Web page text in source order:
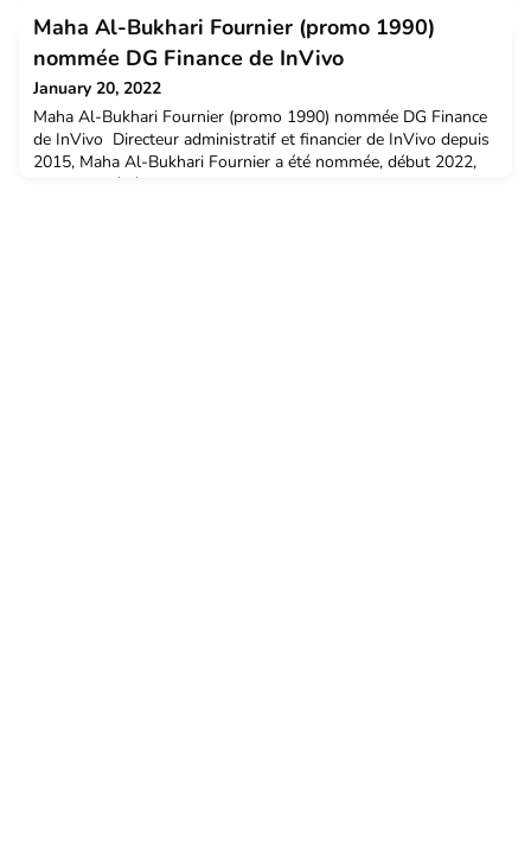
filtres lui sont proposés pour affiner son choix en fonction des
compétences, secteurs d'activité, fonction occupée, ....Le top
départ est lancé, Les étudiants reçoiven
Maha Al-Bukhari Fournier (promo 1990)
nommée DG Finance de InVivo
January 20, 2022
Maha Al-Bukhari Fournier (promo 1990) nommée DG Finance
de InVivo Directeur administratif et financier de InVivo depuis
2015, Maha Al-Bukhari Fournier a été nommée, début 2022,
directrice générale en charge des finances, de la DSI, du